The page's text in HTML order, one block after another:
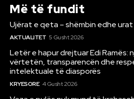
Më të fundit
Ujërat e qeta – shëmbin edhe urat
AKTUALITET 5 Gusht 2026
Letër e hapur drejtuar Edi Ramës:
vërtetën, transparencën dhe
intelektuale të diasporës
KRYESORE 4 Gusht 2026